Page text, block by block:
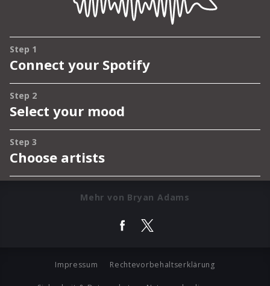
Mehr von Bryan Adams
Impressum Rechtevorbehaltserklärung